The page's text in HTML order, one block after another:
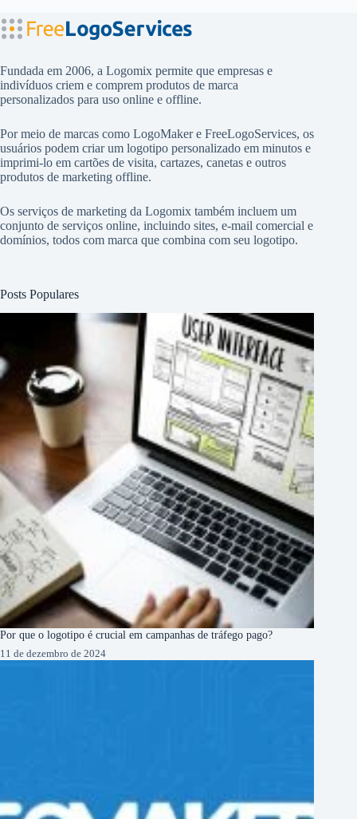
Fundada em 2006, a Logomix permite que empresas e
indivíduos criem e comprem produtos de marca
personalizados para uso online e offline.
Por meio de marcas como LogoMakere FreeLogoServices, os
usuários podem criar um logotipo personalizado em minutos e
imprimi-lo em cartões de visita, cartazes, canetas e outros
produtos de marketing offline.
Os serviços de marketing da Logomix também incluem um
conjunto de serviços online, incluindo sites, e-mail comercial e
domínios, todos com marca que combina com seu logotipo.
Posts Populares
Por que o logotipo é crucial em campanhas de tráfego pago?
11 de dezembro de 2024